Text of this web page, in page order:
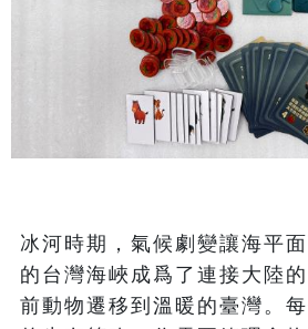
冰河時期，氣候劇變讓海平
的台灣海峽成爲了連接大陸
前動物遷移到溫暖的臺灣。